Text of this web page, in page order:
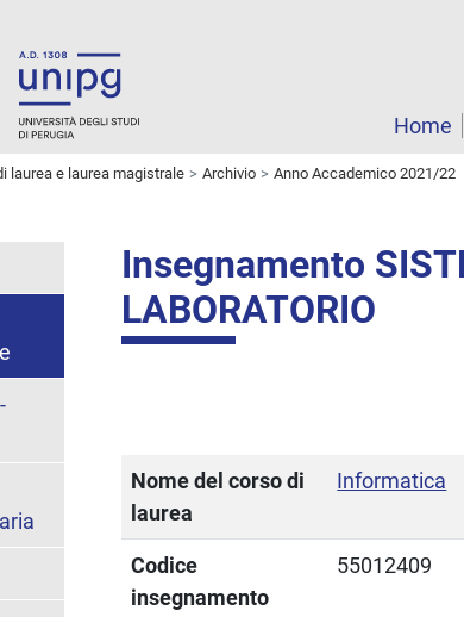
Home
laurea e laurea magistrale Archivio Anno Accademico 2021/22
Insegnamento
LABORATORIO
Nome del corso di
laurea
Informatica
Codice
insegnamento
55012409